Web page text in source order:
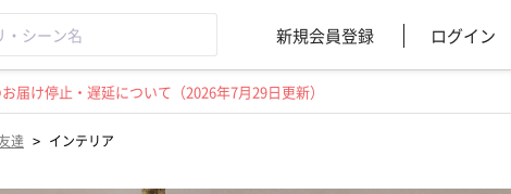
新規会員登録 ログイン
け停止・遅延について（2026年7月29日更新）
達 > インテリア